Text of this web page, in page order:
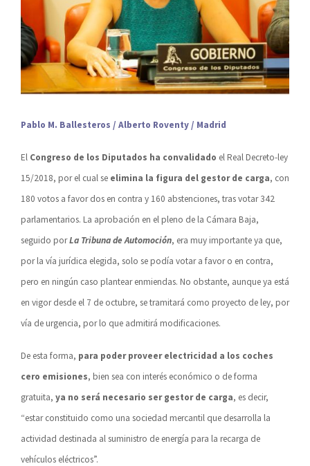
Pablo M. Ballesteros / Alberto Roventy / Madrid
El Congreso de los Diputados ha convalidado el Real Decreto-ley
15/2018, por el cual se elimina la figura del gestor de carga, con
180 votos a favor dos en contra y 160 abstenciones, tras votar 342
parlamentarios. La aprobación en el pleno de la Cámara Baja,
seguido porLa Tribuna de Automoción, era muy importante ya que,
por la vía jurídica elegida, solo se podía votar a favor o en contra,
pero en ningún caso plantear enmiendas. No obstante, aunque ya está
en vigor desde el 7 de octubre, se tramitará como proyecto de ley, por
vía de urgencia, por lo que admitirá modificaciones.
De esta forma, para poder proveer electricidad a los coches
cero emisiones, bien sea con interés económico o de forma
gratuita, ya no será necesario ser gestor de carga, es decir,
“estar constituido como una sociedad mercantil que desarrolla la
actividad destinada al suministro de energía para la recarga de
vehículos eléctricos”.